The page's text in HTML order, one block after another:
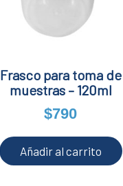
Frasco para toma de
muestras – 120ml
$790
Añadir al carrito